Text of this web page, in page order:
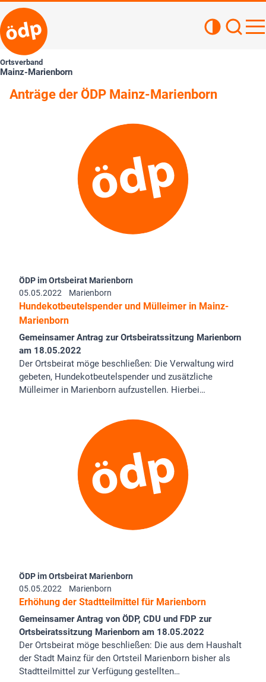
Ortsverband
Mainz-Marienborn
Anträge der ÖDP Mainz-Marienborn
ÖDP im Ortsbeirat Marienborn
05.05.2022
Marienborn
Hundekotbeutelspender und Mülleimer in Mainz-
Marienborn
Gemeinsamer Antrag zur Ortsbeiratssitzung Marienborn
am 18.05.2022
Der Ortsbeirat möge beschließen: Die Verwaltung wird
gebeten, Hundekotbeutelspender und zusätzliche
Mülleimer in Marienborn aufzustellen. Hierbei…
ÖDP im Ortsbeirat Marienborn
05.05.2022
Marienborn
Erhöhung der Stadtteilmittel für Marienborn
Gemeinsamer Antrag von ÖDP, CDU und FDP zur
Ortsbeiratssitzung Marienborn am 18.05.2022
Der Ortsbeirat möge beschließen: Die aus dem Haushalt
der Stadt Mainz für den Ortsteil Marienborn bisher als
Stadtteilmittel zur Verfügung gestellten…